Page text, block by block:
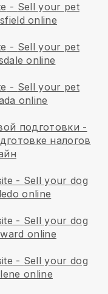
- Sell your pet
online
- Sell your pet
online
- Sell your pet
online
подготовки -
налогов
- Sell your dog
online
- Sell your dog
online
- Sell your dog
online